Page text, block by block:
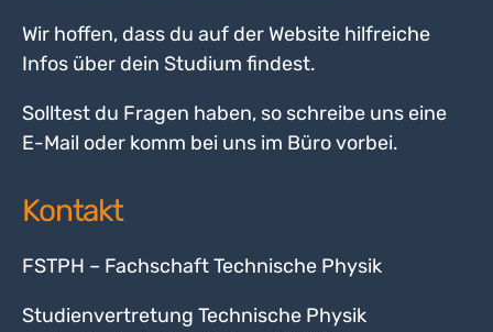
Wir hoffen, dass du auf der Website hilfreiche
Infos über dein Studium findest.
Solltest du Fragen haben, so schreibe uns eine
E-Mail oder komm bei uns im Büro vorbei.
Kontakt
FSTPH – Fachschaft Technische Physik
Studienvertretung Technische Physik